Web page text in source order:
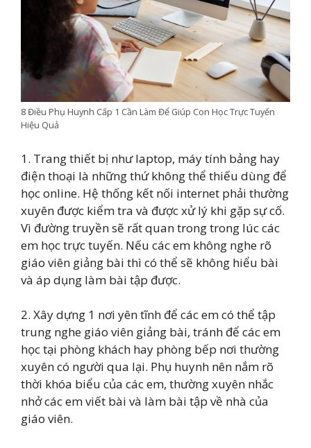
8 Điều Phụ Huynh Cấp 1 Cần Làm Để Giúp Con Học Trực Tuyến
Hiệu Quả
1. Trang thiết bị như laptop, máy tính bảng hay
điện thoại là những thứ không thể thiếu dùng để
học online. Hệ thống kết nối internet phải thường
xuyên được kiểm tra và được xử lý khi gặp sự cố.
Vì đường truyền sẽ rất quan trong trong lúc các
em học trực tuyến. Nếu các em không nghe rõ
giáo viên giảng bài thì có thể sẽ không hiểu bài
và áp dụng làm bài tập được.
2. Xây dựng 1 nơi yên tĩnh để các em có thể tập
trung nghe giáo viên giảng bài, tránh để các em
học tại phòng khách hay phòng bếp nơi thường
xuyên có người qua lại. Phụ huynh nên nắm rõ
thời khóa biểu của các em, thường xuyên nhắc
nhở các em viết bài và làm bài tập về nhà của
giáo viên.